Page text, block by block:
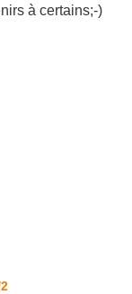
à certains;-)